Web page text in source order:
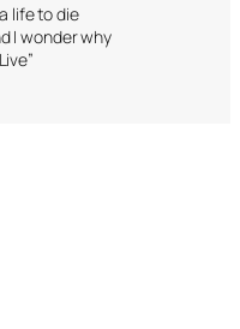
life to die
I wonder why